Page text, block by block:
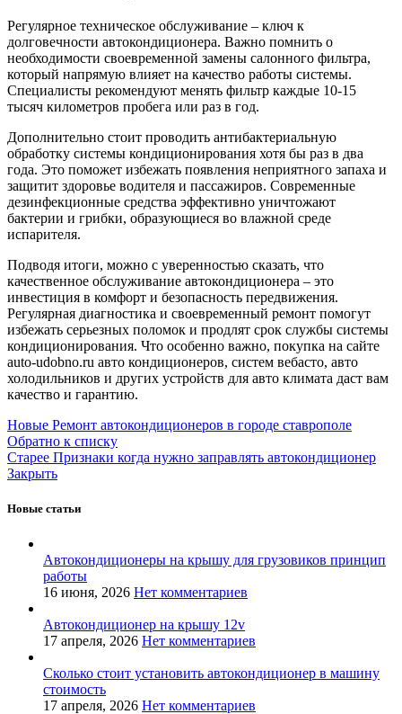
Регулярное техническое обслуживание – ключ к
долговечности автокондиционера. Важно помнить о
необходимости своевременной замены салонного фильтра,
который напрямую влияет на качество работы системы.
Специалисты рекомендуют менять фильтр каждые 10-15
тысяч километров пробега или раз в год.
Дополнительно стоит проводить антибактериальную
обработку системы кондиционирования хотя бы раз в два
года. Это поможет избежать появления неприятного запаха и
защитит здоровье водителя и пассажиров. Современные
дезинфекционные средства эффективно уничтожают
бактерии и грибки, образующиеся во влажной среде
испарителя.
Подводя итоги, можно с уверенностью сказать, что
качественное обслуживание автокондиционера – это
инвестиция в комфорт и безопасность передвижения.
Регулярная диагностика и своевременный ремонт помогут
избежать серьезных поломок и продлят срок службы системы
кондиционирования. Что особенно важно, покупка на сайте
auto-udobno.ru авто кондиционеров, систем вебасто, авто
холодильников и других устройств для авто климата даст вам
качество и гарантию.
Новые Ремонт автокондиционеров в городе ставрополе
Обратно к списку
Старее Признаки когда нужно заправлять автокондиционер
Закрыть
Новые статьи
Автокондиционеры на крышу для грузовиков принцип
работы
16 июня, 2026 Нет комментариев
Автокондиционер на крышу 12v
17 апреля, 2026 Нет комментариев
Сколько стоит установить автокондиционер в машину
стоимость
17 апреля, 2026 Нет комментариев